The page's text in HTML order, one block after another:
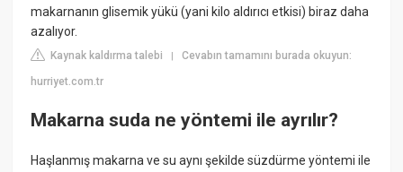
makarnanın glisemik yükü (yani kilo aldırıcı etkisi) biraz daha
azalıyor.
Kaynak kaldırma talebi |Cevabın tamamını burada okuyun:
hurriyet.com.tr
Makarna suda ne yöntemi ile ayrılır?
Haşlanmış makarna ve su aynı şekilde süzdürme yöntemi ile